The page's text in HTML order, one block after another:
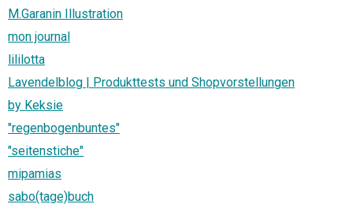
M.Garanin Illustration
mon journal
lililotta
Lavendelblog | Produkttests und Shopvorstellungen
by Keksie
"regenbogenbuntes"
"seitenstiche"
mipamias
sabo(tage)buch